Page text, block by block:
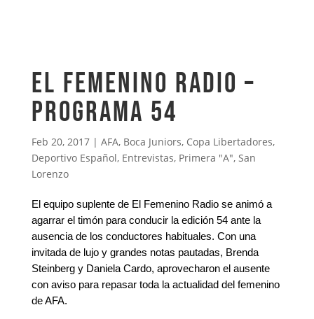
El Femenino Radio –
Programa 54
Feb 20, 2017| AFA, Boca Juniors, Copa Libertadores,
Deportivo Español, Entrevistas, Primera "A", San
Lorenzo
El equipo suplente de El Femenino Radio se animó a
agarrar el timón para conducir la edición 54 ante la
ausencia de los conductores habituales. Con una
invitada de lujo y grandes notas pautadas, Brenda
Steinberg y Daniela Cardo, aprovecharon el ausente
con aviso para repasar toda la actualidad del femenino
de AFA.